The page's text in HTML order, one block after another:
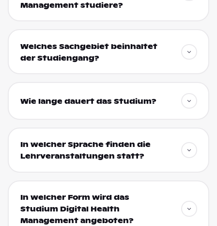
Management studiere?
Welches Sachgebiet beinhaltet
der Studiengang?
Wie lange dauert das Studium?
In welcher Sprache finden die
Lehrveranstaltungen statt?
In welcher Form wird das
Studium Digital Health
Management angeboten?